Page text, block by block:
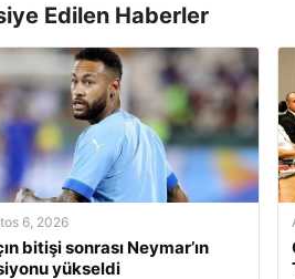
Edilen Haberler
6, 2026
bitişi sonrası Neymar’ın
yükseldi